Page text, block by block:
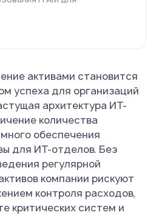
активами становится
успеха для организаций
архитектура ИТ-
количества
обеспечения
для ИТ-отделов. Без
регулярной
компании рискуют
контроля расходов,
критических систем и